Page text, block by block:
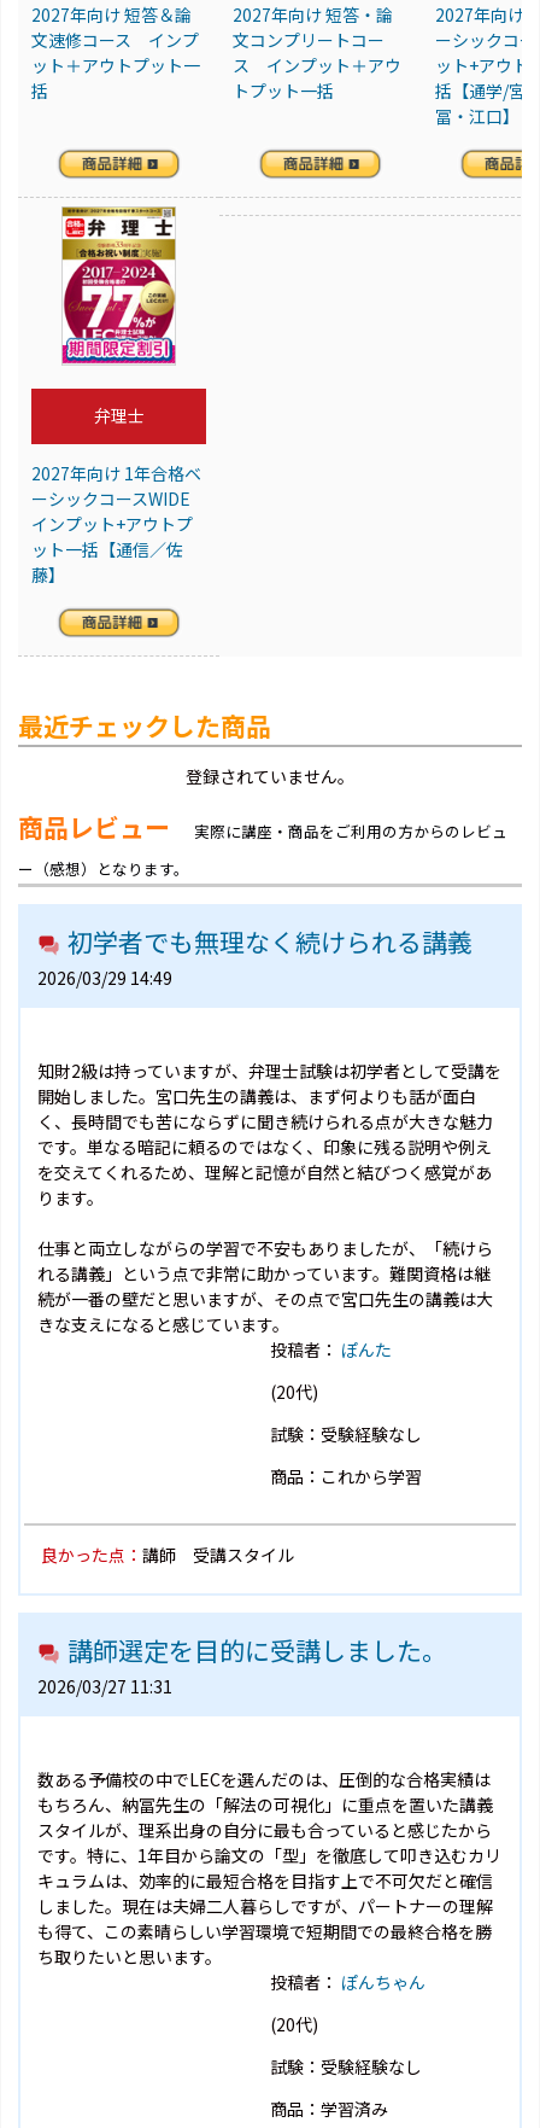
2027年向け 短答＆論
文速修コース インプ
ット＋アウトプット一
括
2027年向け 短答・論
文コンプリートコー
ス インプット＋アウ
トプット一括
2027年向け
ーシックコ
ット+アウト
括【通学/宮
冨・江口】
弁理士
2027年向け 1年合格ベ
ーシックコースWIDE
インプット+アウトプ
ット一括【通信／佐
藤】
最近チェックした商品
登録されていません。
商品レビュー
実際に講座・商品をご利用の方からのレビュ
ー（感想）となります。
初学者でも無理なく続けられる講義
2026/03/29 14:49
知財2級は持っていますが、弁理士試験は初学者として受講を
開始しました。宮口先生の講義は、まず何よりも話が面白
く、長時間でも苦にならずに聞き続けられる点が大きな魅力
です。単なる暗記に頼るのではなく、印象に残る説明や例え
を交えてくれるため、理解と記憶が自然と結びつく感覚があ
ります。
仕事と両立しながらの学習で不安もありましたが、「続けら
れる講義」という点で非常に助かっています。難関資格は継
続が一番の壁だと思いますが、その点で宮口先生の講義は大
きな支えになると感じています。
投稿者： ぽんた
(20代)
試験：受験経験なし
商品：これから学習
良かった点： 講師 受講スタイル
講師選定を目的に受講しました。
2026/03/27 11:31
数ある予備校の中でLECを選んだのは、圧倒的な合格実績は
もちろん、納冨先生の「解法の可視化」に重点を置いた講義
スタイルが、理系出身の自分に最も合っていると感じたから
です。特に、1年目から論文の「型」を徹底して叩き込むカリ
キュラムは、効率的に最短合格を目指す上で不可欠だと確信
しました。現在は夫婦二人暮らしですが、パートナーの理解
も得て、この素晴らしい学習環境で短期間での最終合格を勝
ち取りたいと思います。
投稿者： ぽんちゃん
(20代)
試験：受験経験なし
商品：学習済み